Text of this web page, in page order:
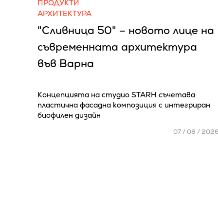
ПРОДУКТИ
АРХИТЕКТУРА
"Сливница 50" – новото лице на
съвременната архитектура
във Варна
Концепцията на студио STARH съчетава
пластична фасадна композиция с интегриран
биофилен дизайн
07 / 08 /